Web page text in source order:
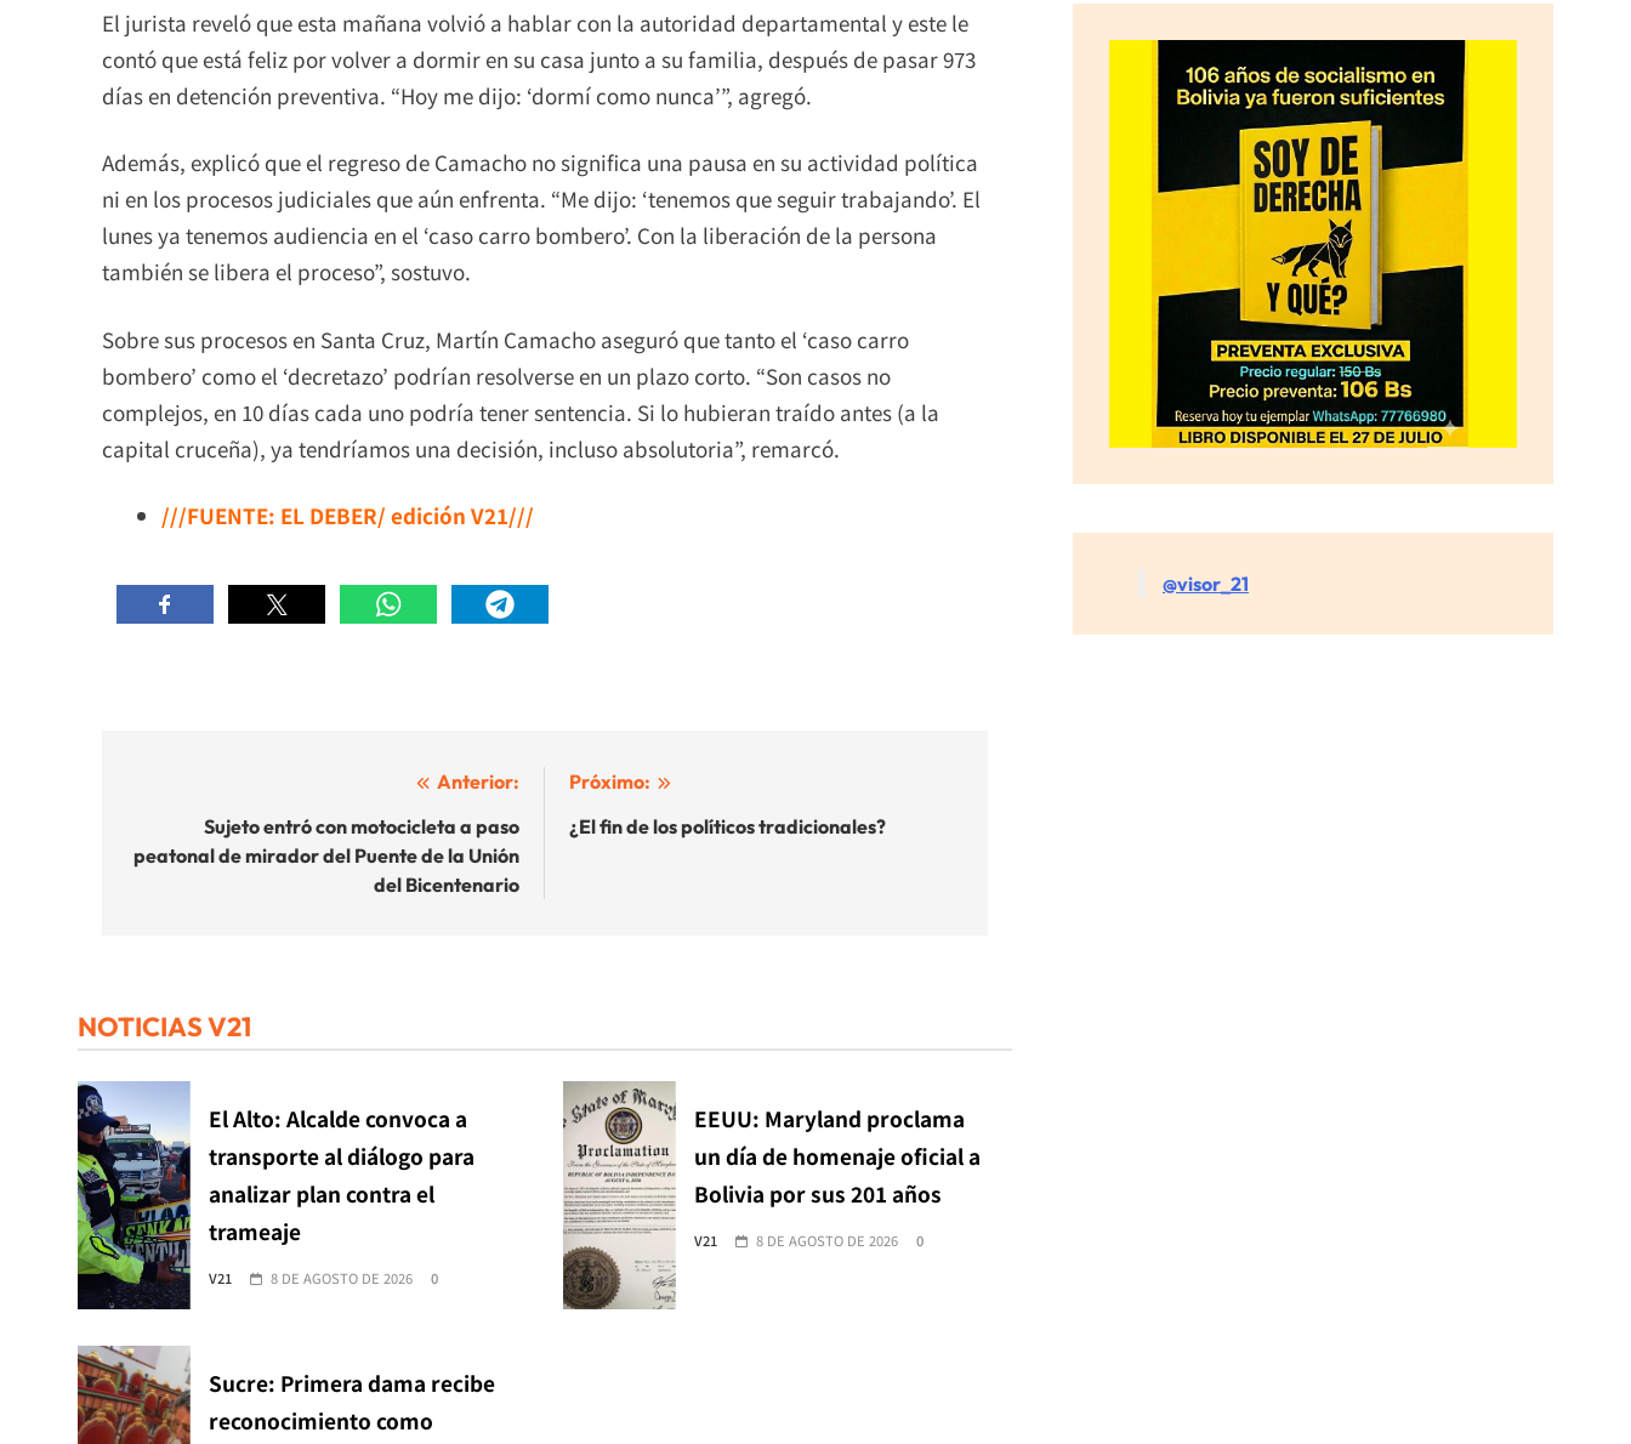
El jurista reveló que esta mañana volvió a hablar con la autoridad departamental y este le
contó que está feliz por volver a dormir en su casa junto a su familia, después de pasar 973
días en detención preventiva. “Hoy me dijo: ‘dormí como nunca’”, agregó.
Además, explicó que el regreso de Camacho no significa una pausa en su actividad política
ni en los procesos judiciales que aún enfrenta. “Me dijo: ‘tenemos que seguir trabajando’. El
lunes ya tenemos audiencia en el ‘caso carro bombero’. Con la liberación de la persona
también se libera el proceso”, sostuvo.
Sobre sus procesos en Santa Cruz, Martín Camacho aseguró que tanto el ‘caso carro
bombero’ como el ‘decretazo’ podrían resolverse en un plazo corto. “Son casos no
complejos, en 10 días cada uno podría tener sentencia. Si lo hubieran traído antes (a la
capital cruceña), ya tendríamos una decisión, incluso absolutoria”, remarcó.
///FUENTE: EL DEBER/ edición V21///
entradas
Anterior:
Sujeto entró con motocicleta a paso
peatonal de mirador del Puente de la Unión
del Bicentenario
Próximo:
¿El fin de los políticos tradicionales?
NOTICIAS V21
El Alto: Alcalde convoca a
transporte al diálogo para
analizar plan contra el
trameaje
V21 8 DE AGOSTO DE 2026 0
EEUU: Maryland proclama
un día de homenaje oficial a
Bolivia por sus 201 años
V21 8 DE AGOSTO DE 2026 0
Sucre: Primera dama recibe
reconocimiento como
@visor_21